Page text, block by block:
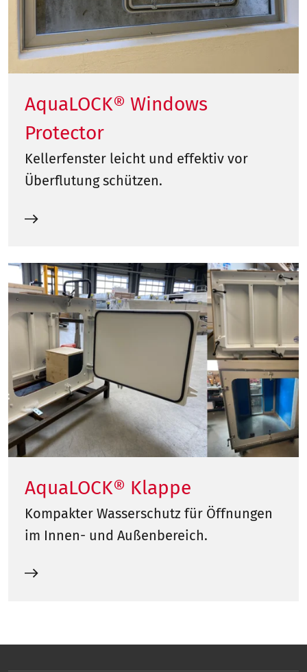
AquaLOCK® Windows
Protector
Kellerfenster leicht und effektiv vor
Überflutung schützen.
AquaLOCK® Klappe
Kompakter Wasserschutz für Öffnungen
im Innen- und Außenbereich.